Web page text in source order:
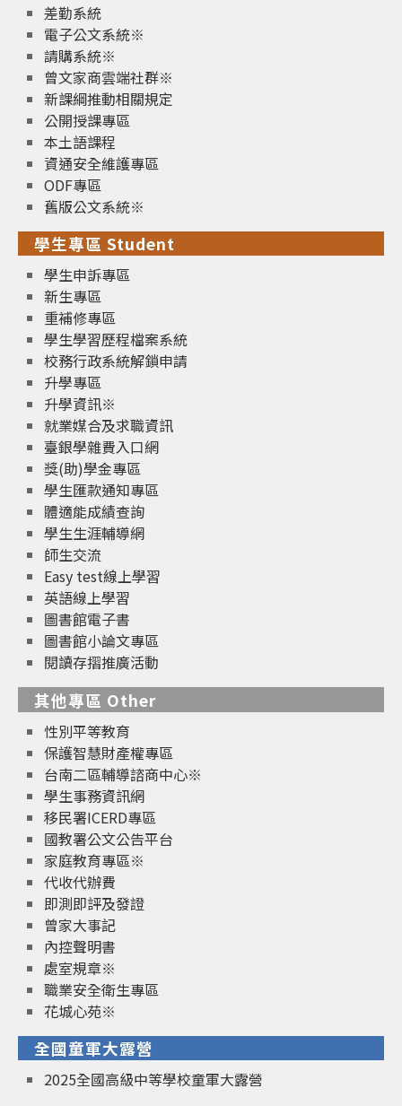
差勤系統
電子公文系統※
請購系統※
曾文家商雲端社群※
新課綱推動相關規定
公開授課專區
本土語課程
資通安全維護專區
ODF專區
舊版公文系統※
學生專區 Student
學生申訴專區
新生專區
重補修專區
學生學習歷程檔案系統
校務行政系統解鎖申請
升學專區
升學資訊※
就業媒合及求職資訊
臺銀學雜費入口網
獎(助)學金專區
學生匯款通知專區
體適能成績查詢
學生生涯輔導網
師生交流
Easy test線上學習
英語線上學習
圖書館電子書
圖書館小論文專區
閱讀存摺推廣活動
其他專區 Other
性別平等教育
保護智慧財產權專區
台南二區輔導諮商中心※
學生事務資訊網
移民署ICERD專區
國教署公文公告平台
家庭教育專區※
代收代辦費
即測即評及發證
曾家大事記
內控聲明書
處室規章※
職業安全衛生專區
花城心苑※
全國童軍大露營
2025全國高級中等學校童軍大露營